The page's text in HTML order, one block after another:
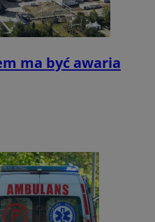
ma być awaria